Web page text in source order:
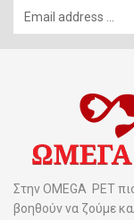
Στην OMEGA PET
βοηθούν να ζούμε